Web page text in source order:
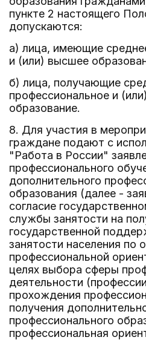
пункте 2 настоящего
допускаются:
а) лица, имеющие
и (или) высшее
б) лица, получающие
профессиональное и
образование.
8. Для участия в
граждане подают с
"Работа в России"
профессионального
дополнительного
образования (далее -
согласие
службы занятости на
государственной
занятости населения по
профессиональной
целях выбора сферы
деятельности
прохождения
получения
профессионального
профессиональная